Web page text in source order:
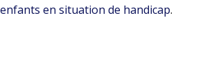
en situation de handicap.